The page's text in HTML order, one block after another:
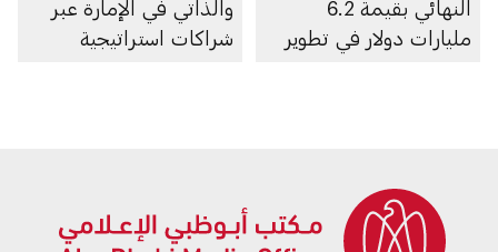
النهائي بقيمة 6.2
مليارات دولار في تطوير
والذاتي في الإمارة عبر
شراكات استراتيجية